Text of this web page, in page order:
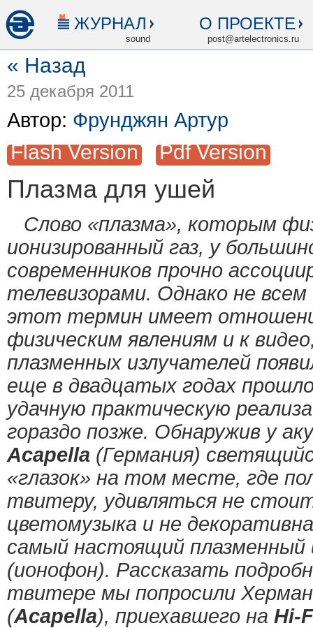
ЖУРНАЛ
sound
О ПРОЕКТЕ
post@artelectronics.ru
« Назад
25 декабря 2011
Автор: Фрунджян Артур
Flash Version Pdf Version
Плазма для ушей
Слово «плазма», которым
ионизированный газ, у
современников прочно
телевизорами. Однако не
этот термин имеет
физическим явлениям и к
плазменных излучателей
еще в двадцатых годах
удачную практическую
гораздо позже. Обнаружив у
Acapella (Германия)
«глазок» на том месте, где
твитеру, удивляться не
цветомузыка и не
самый настоящий плазменный
(ионофон). Рассказать
твитере мы попросили
(Acapella), приехавшего на Hi-